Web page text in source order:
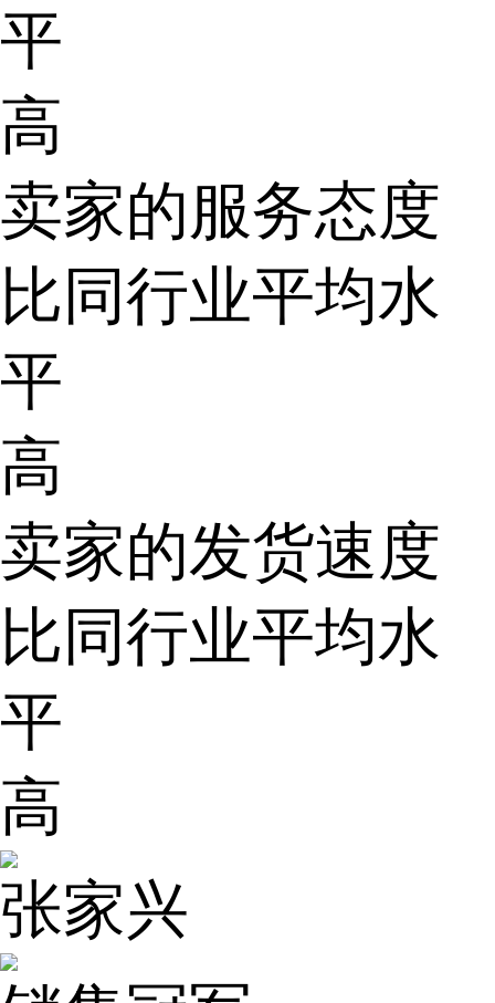
平
高
卖家的服务态度
比同行业平均水
平
高
卖家的发货速度
比同行业平均水
平
高
张家兴